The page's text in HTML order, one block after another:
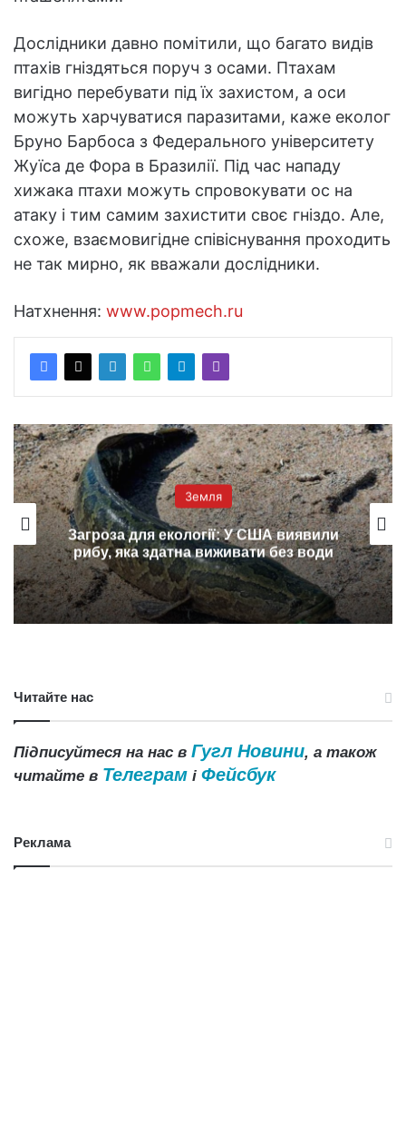
Дослідники давно помітили, що багато видів
птахів гніздяться поруч з осами. Птахам
вигідно перебувати під їх захистом, а оси
можуть харчуватися паразитами, каже еколог
Бруно Барбоса з Федерального університету
Жуїса де Фора в Бразилії. Під час нападу
хижака птахи можуть спровокувати ос на
атаку і тим самим захистити своє гніздо. Але,
схоже, взаємовигідне співіснування проходить
не так мирно, як вважали дослідники.
Натхнення: www.popmech.ru
Земля
Загроза для екології: У США виявили
рибу, яка здатна виживати без води
Читайте нас
Підписуйтеся на нас в Гугл Новини, а також
читайте в Телеграм і Фейсбук
Реклама